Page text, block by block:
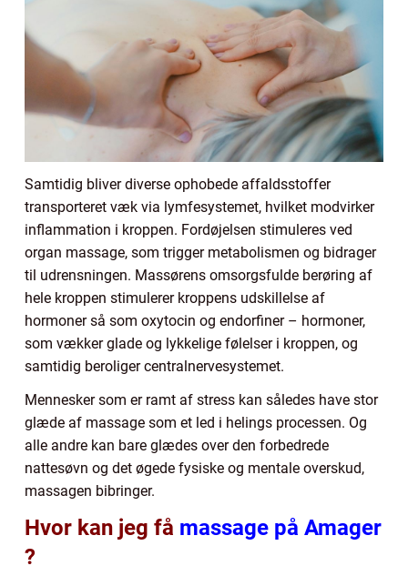
Samtidig bliver diverse ophobede affaldsstoffer
transporteret væk via lymfesystemet, hvilket modvirker
inflammation i kroppen. Fordøjelsen stimuleres ved
organ massage, som trigger metabolismen og bidrager
til udrensningen. Massørens omsorgsfulde berøring af
hele kroppen stimulerer kroppens udskillelse af
hormoner så som oxytocin og endorfiner – hormoner,
som vækker glade og lykkelige følelser i kroppen, og
samtidig beroliger centralnervesystemet.
Mennesker som er ramt af stress kan således have stor
glæde af massage som et led i helings processen. Og
alle andre kan bare glædes over den forbedrede
nattesøvn og det øgede fysiske og mentale overskud,
massagen bibringer.
Hvor kan jeg få massage på Amager
?